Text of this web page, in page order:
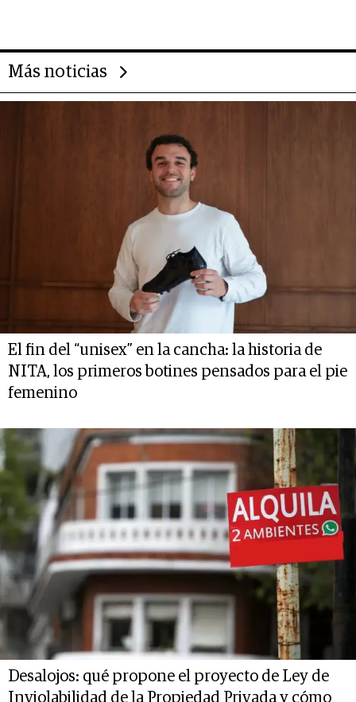
Más noticias
El fin del “unisex” en la cancha: la historia de
NITA, los primeros botines pensados para el pie
femenino
Desalojos: qué propone el proyecto de Ley de
Inviolabilidad de la Propiedad Privada y cómo